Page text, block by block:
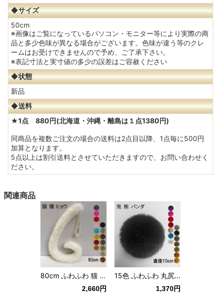
◆サイズ
50cm
※画像はご覧になっているパソコン・モニター等により実際の商
品と多少色味が異なる場合がございます。色味が違う等のクレ
ームはお受けできませんので予め、ご了承下さい。
※表記寸法と実寸値の多少の誤差はご容赦ください
◆状態
新品
◆送料
★1点 880円(北海道・沖縄・離島は１点1380円)
同商品を複数ご注文の場合の送料は2点目以降、1点毎に500円
加算となります。
5点以上は割引送料とさせていただきますので、お問い合わせく
ださい。
関連商品
80cm ふわふわ 猫 尻尾 コスプレ 小道具 衣装 仮装 ヒョウ柄/白/茶色/赤 など16色
2,660円
15色 ふわふわ 丸尻尾 動物/うさぎ/クマ/パンダ 仮装 フェイクファー もこもこ 仮装/変身 直径10cm
1,370円